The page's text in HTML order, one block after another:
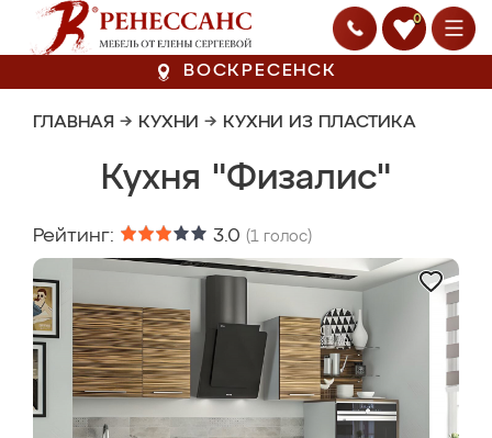
0
ВОСКРЕСЕНСК
ГЛАВНАЯ → КУХНИ → КУХНИ ИЗ ПЛАСТИКА
Кухня "Физалис"
Рейтинг: 3.0 (1 голос)